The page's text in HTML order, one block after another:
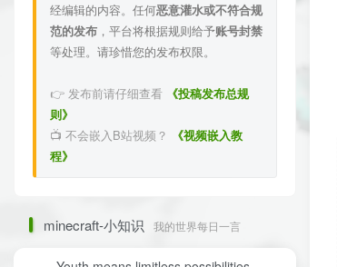
经编辑的内容。任何恶意灌水或不符合规
范的发布 ，平台将根据规则给予账号封禁
等处理。请珍惜您的发布权限。
👉 发布前请仔细查看 《投稿发布总规
则》
📺 不会嵌入B站视频？
《视频嵌入教
程》
minecraft-小知识 我的世界每日一言